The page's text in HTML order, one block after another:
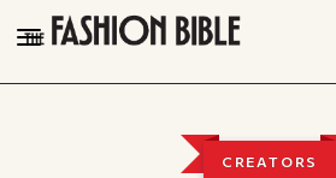
THE FASHION BIBLE
CREATORS